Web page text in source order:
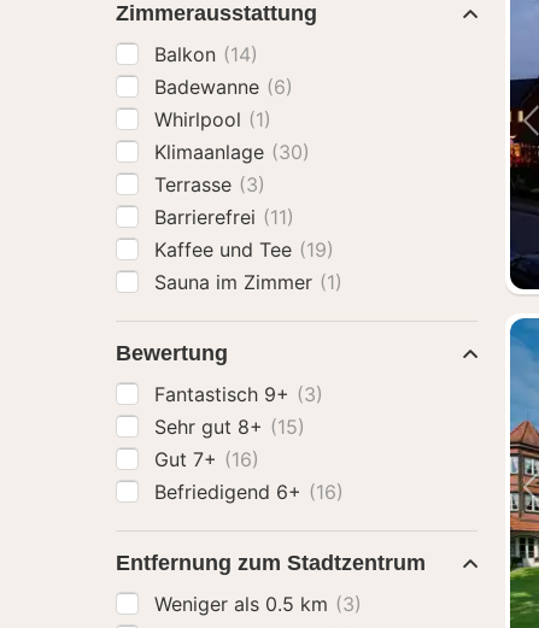
Zimmerausstattung
Balkon (14)
Badewanne (6)
Whirlpool (1)
Klimaanlage (30)
Terrasse (3)
Barrierefrei (11)
Kaffee und Tee (19)
Sauna im Zimmer (1)
Bewertung
Fantastisch 9+ (3)
Sehr gut 8+ (15)
Gut 7+ (16)
Befriedigend 6+ (16)
Entfernung zum Stadtzentrum
Weniger als 0.5 km (3)